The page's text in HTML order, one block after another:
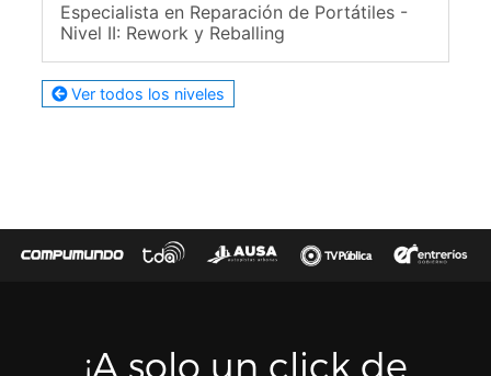
Especialista en Reparación de Portátiles -
Nivel II: Rework y Reballing
Ver todos los niveles
¡A solo un click de